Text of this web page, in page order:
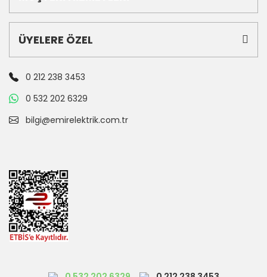
ÜYELERE ÖZEL
0 212 238 3453
0 532 202 6329
bilgi@emirelektrik.com.tr